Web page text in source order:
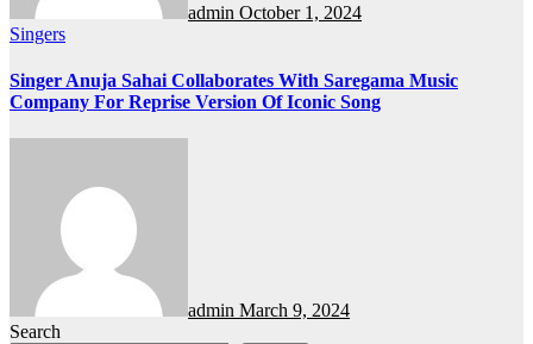
admin October 1, 2024
Singers
Singer Anuja Sahai Collaborates With Saregama Music
Company For Reprise Version Of Iconic Song
admin March 9, 2024
Search